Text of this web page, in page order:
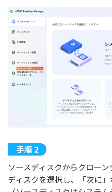
ソースディスクからクロー
ディスクを選択し、「次に」